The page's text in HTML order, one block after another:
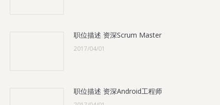
职位描述 资深Scrum Master
2017/04/01
职位描述 资深Android工程师